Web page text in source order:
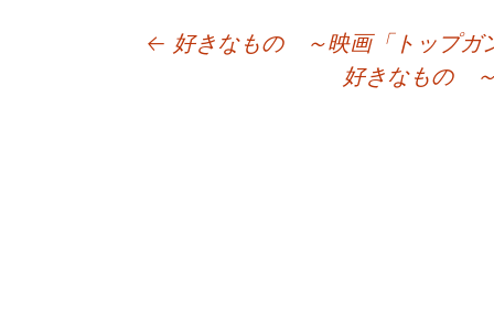
← 好きなもの ～映画「トップガ
好きなもの